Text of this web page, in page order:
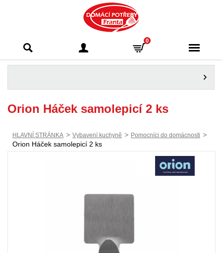
Franta - Příbram
0
Orion Háček samolepicí 2 ks
HLAVNÍ STRÁNKA > Vybavení kuchyně > Pomocníci do domácnosti >
Orion Háček samolepicí 2 ks